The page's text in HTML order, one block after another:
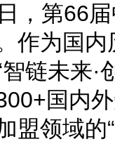
，第66
作为国
链未来
国内
盟领域的